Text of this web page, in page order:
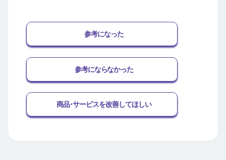
参考になった
参考にならなかった
商品･サービスを改善してほしい